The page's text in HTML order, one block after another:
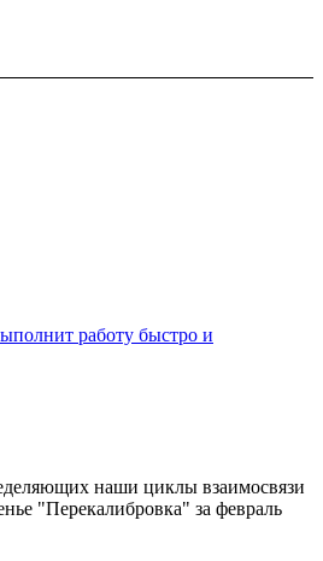
работу быстро и
наши циклы взаимосвязи
"Перекалибровка" за февраль